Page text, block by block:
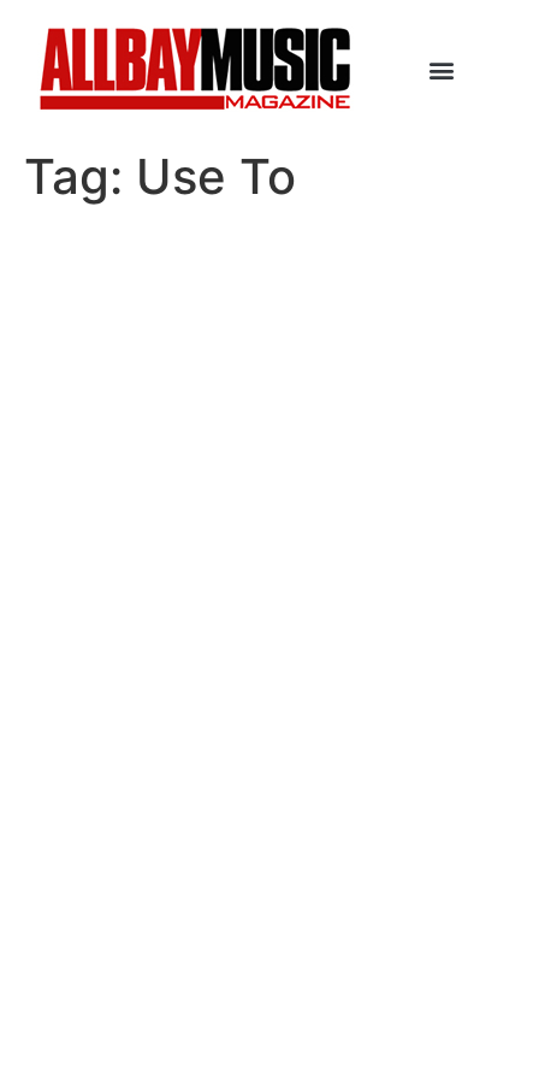
Tag: Use To